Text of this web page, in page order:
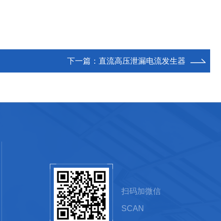
下一篇： 直流高压泄漏电流发生器
扫码加微信
SCAN